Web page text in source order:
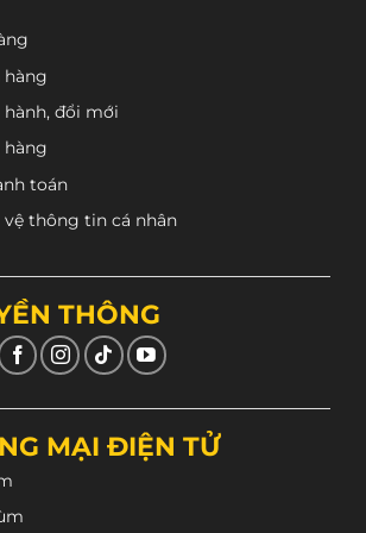
thống có nhiều chi nhánh tại TP
hàng đã tồn tại và phát triển gần
tạo nên thương hiệu Nón Trùm,
toàn yên tâm về sản phẩm và
Nón Trùm.
hàng
hành, đổi mới
hàng
toán
vệ thông tin cá nhân
THÔNG
MẠI ĐIỆN TỬ